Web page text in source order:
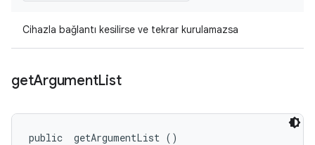
Cihazla bağlantı kesilirse ve tekrar kurulamazsa
getArgumentList
public getArgumentList ()